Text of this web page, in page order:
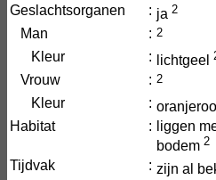
Geslachtsorganen : ja 2
Man : 2
Kleur : lichtgeel
Vrouw : 2
Kleur :
Habitat :
liggen
bodem 2
Tijdvak : zijn al